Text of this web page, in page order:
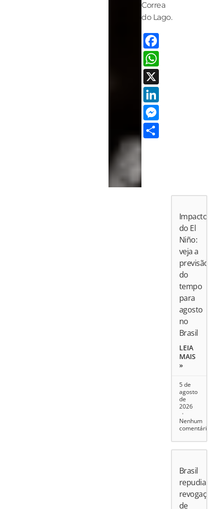
Correa
do Lago.
Impactos
do El
Niño:
veja a
previsão
do
tempo
para
agosto
no
Brasil
LEIA
MAIS
»
5 de
agosto
de
2026
Nenhum
comentário
Brasil
repudia
revogação
de